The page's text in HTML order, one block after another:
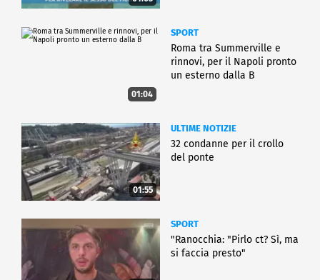
01:04
SPORT
Roma tra Summerville e
rinnovi, per il Napoli pronto
un esterno dalla B
01:55
ULTIME NOTIZIE
32 condanne per il crollo
del ponte
SPORT
"Ranocchia: "Pirlo ct? Sì, ma
si faccia presto"